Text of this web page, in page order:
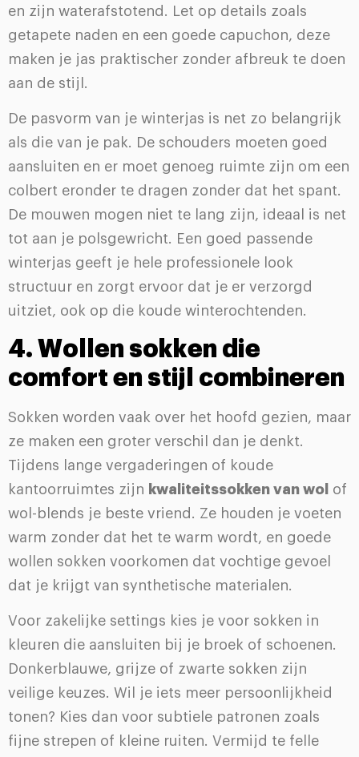
en zijn waterafstotend. Let op details zoals
getapete naden en een goede capuchon, deze
maken je jas praktischer zonder afbreuk te doen
aan de stijl.
De pasvorm van je winterjas is net zo belangrijk
als die van je pak. De schouders moeten goed
aansluiten en er moet genoeg ruimte zijn om een
colbert eronder te dragen zonder dat het spant.
De mouwen mogen niet te lang zijn, ideaal is net
tot aan je polsgewricht. Een goed passende
winterjas geeft je hele professionele look
structuur en zorgt ervoor dat je er verzorgd
uitziet, ook op die koude winterochtenden.
4. Wollen sokken die
comfort en stijl combineren
Sokken worden vaak over het hoofd gezien, maar
ze maken een groter verschil dan je denkt.
Tijdens lange vergaderingen of koude
kantoorruimtes zijn kwaliteitssokken van wol
of
wol-blends je beste vriend. Ze houden je voeten
warm zonder dat het te warm wordt, en goede
wollen sokken voorkomen dat vochtige gevoel
dat je krijgt van synthetische materialen.
Voor zakelijke settings kies je voor sokken in
kleuren die aansluiten bij je broek of schoenen.
Donkerblauwe, grijze of zwarte sokken zijn
veilige keuzes. Wil je iets meer persoonlijkheid
tonen? Kies dan voor subtiele patronen zoals
fijne strepen of kleine ruiten. Vermijd te felle